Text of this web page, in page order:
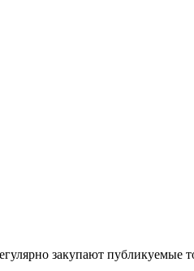
закупают публикуемые